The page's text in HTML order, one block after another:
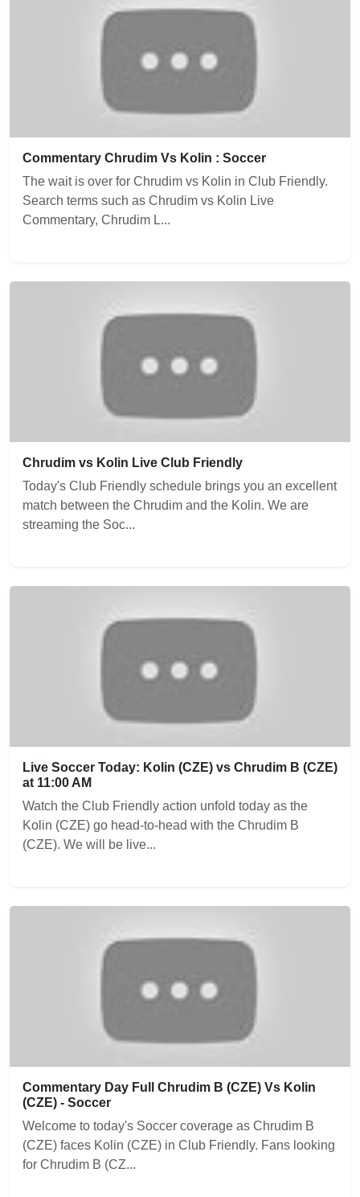
Commentary Chrudim Vs Kolin : Soccer
The wait is over for Chrudim vs Kolin in Club Friendly.
Search terms such as Chrudim vs Kolin Live
Commentary, Chrudim L...
Chrudim vs Kolin Live Club Friendly
Today's Club Friendly schedule brings you an excellent
match between the Chrudim and the Kolin. We are
streaming the Soc...
Live Soccer Today: Kolin (CZE) vs Chrudim B (CZE)
at 11:00 AM
Watch the Club Friendly action unfold today as the
Kolin (CZE) go head-to-head with the Chrudim B
(CZE). We will be live...
Commentary Day Full Chrudim B (CZE) Vs Kolin
(CZE) - Soccer
Welcome to today's Soccer coverage as Chrudim B
(CZE) faces Kolin (CZE) in Club Friendly. Fans looking
for Chrudim B (CZ...